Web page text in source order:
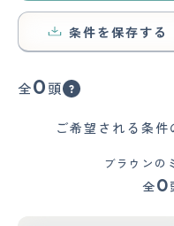
条件を保存する
全0 頭
ご希望される条件
ブラウンの
全0